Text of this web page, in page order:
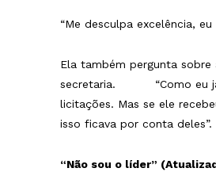
“Me desculpa excelência,
Ela também pergunta
secretaria. “Como eu
licitações. Mas se ele
isso ficava por conta deles”.
“Não sou o líder”